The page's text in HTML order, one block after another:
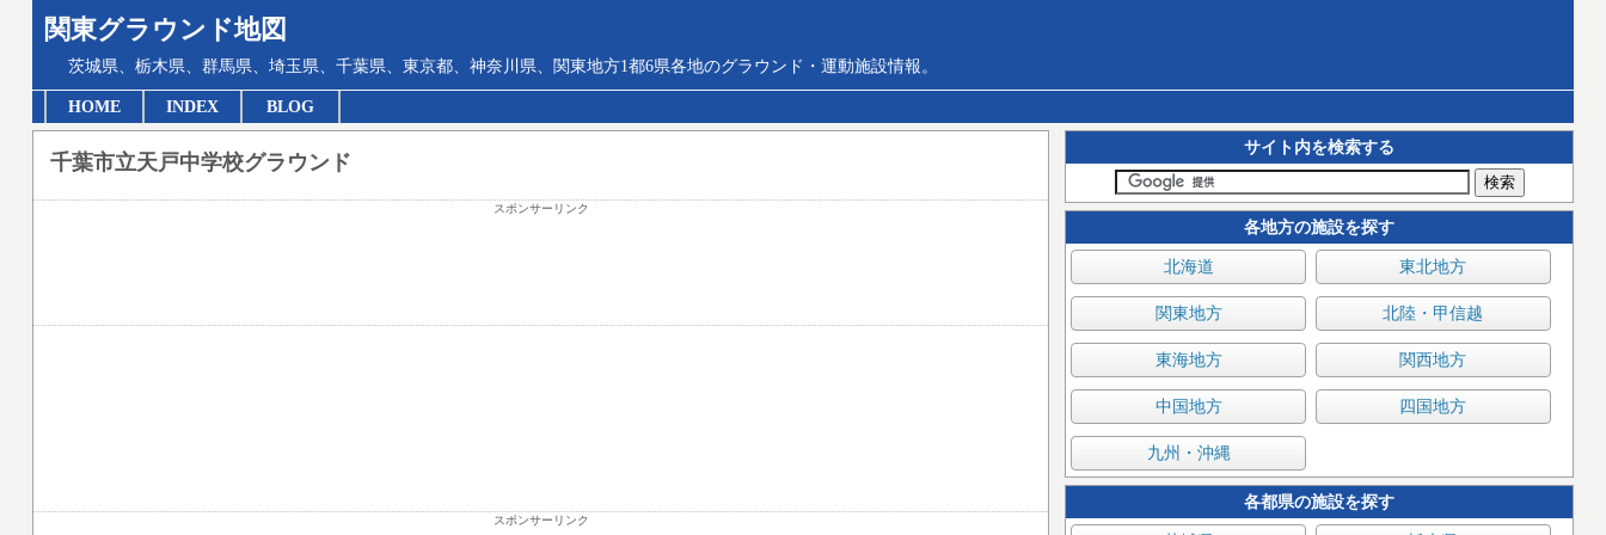
関東グラウンド地図
茨城県、栃木県、群馬県、埼玉県、千葉県、東京都、神奈川県、関東地方1都6県各地のグラウンド・運動施設情報。
HOME INDEX BLOG
サイト内を検索する
各地方の施設を探す
北海道 東北地方
関東地方 北陸・甲信越
東海地方 関西地方
中国地方 四国地方
九州・沖縄
各都県の施設を探す
千葉市立天戸中学校グラウンド
スポンサーリンク
スポンサーリンク